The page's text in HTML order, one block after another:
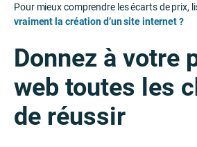
Pour mieux comprendre les écarts de prix,
vraiment la création d’un site internet ?
Donnez à votre
web toutes les
de réussir